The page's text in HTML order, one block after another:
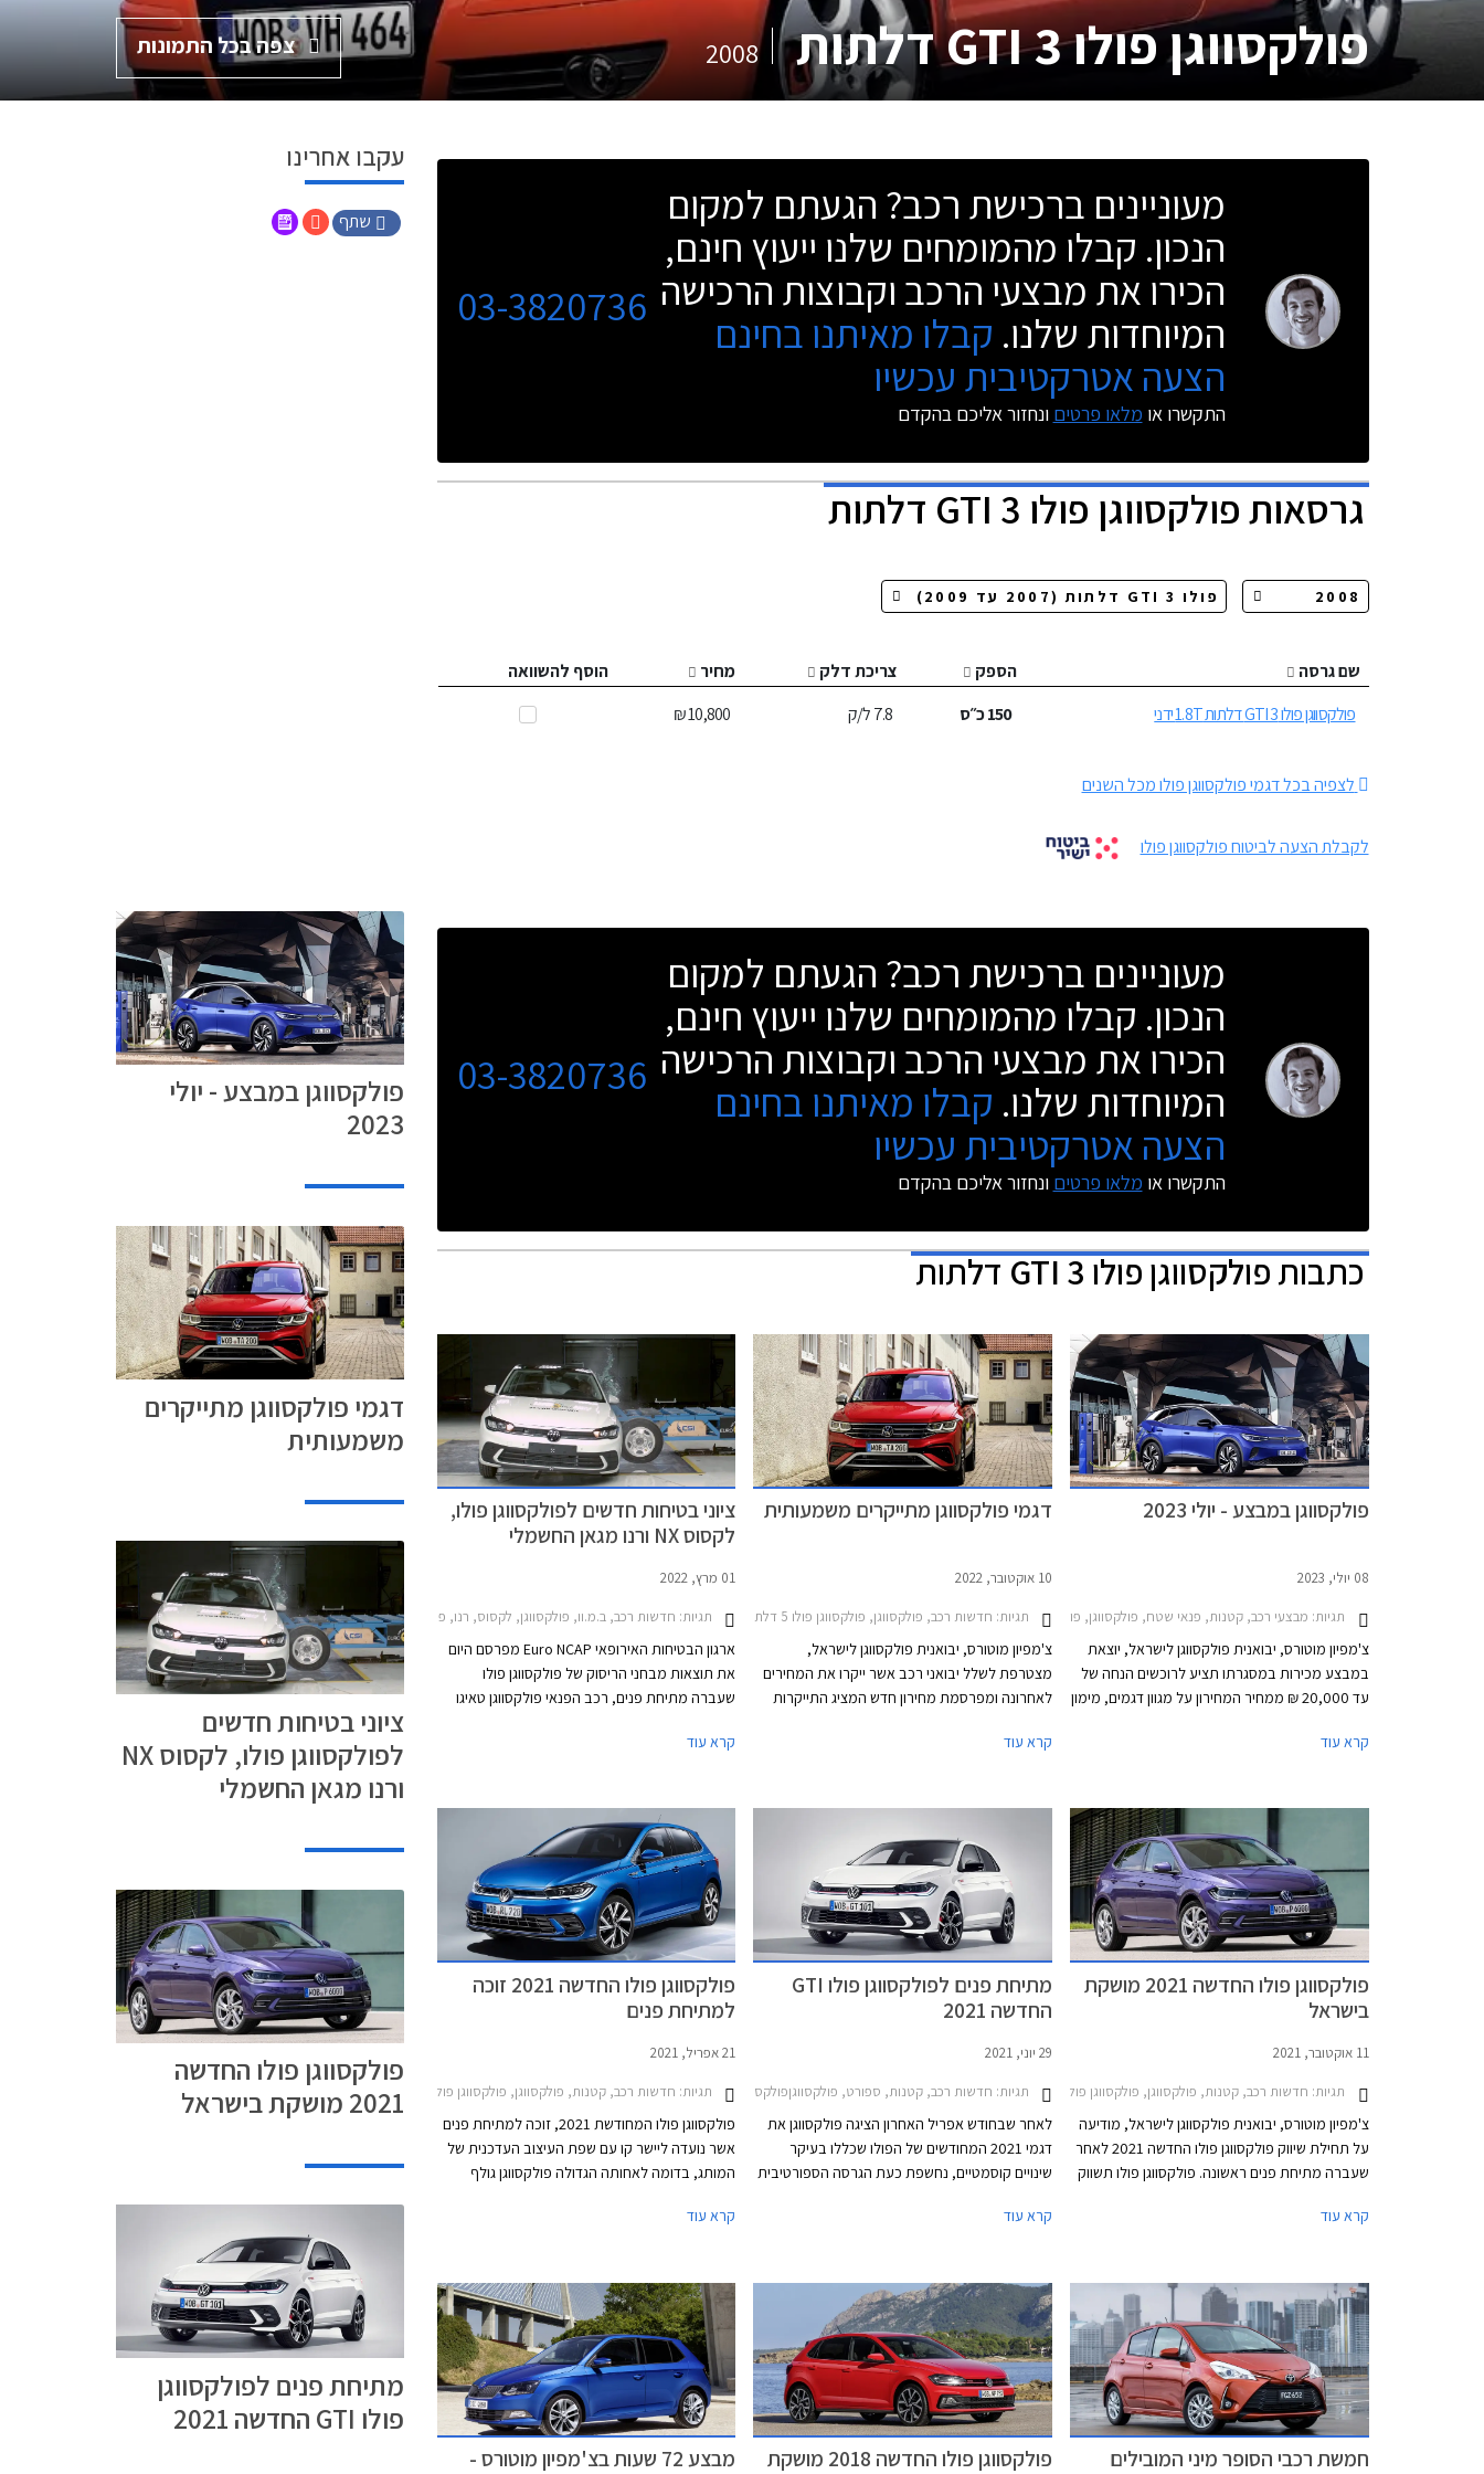
פולקסווגן פולו GTI 3 דלתות 2008 צפה בכל התמונות
מעוניינים ברכישת רכב? הגעתם למקום
הנכון. קבלו מהמומחים שלנו ייעוץ חינם,
הכירו את מבצעי הרכב וקבוצות הרכישה
המיוחדות שלנו. קבלו מאיתנו בחינם
הצעה אטרקטיבית עכשיו
התקשרו או מלאו פרטים ונחזור אליכם בהקדם
03-3820736
גרסאותפולקסווגן פולו GTI 3 דלתות
שם גרסה הספק צריכת דלק מחיר
הוסף להשוואה
פולקסווגן פולו GTI 3 דלתות 1.8T ידני
150כ״ס 7.8ל/ק 10,800 ₪
לצפיה בכל דגמי פולקסווגן פולו מכל השנים
לקבלת הצעה לביטוח פולקסווגן פולו
עקבו אחרינו
שתף
מעוניינים ברכישת רכב? הגעתם למקום
הנכון. קבלו מהמומחים שלנו ייעוץ חינם,
הכירו את מבצעי הרכב וקבוצות הרכישה
המיוחדות שלנו. קבלו מאיתנו בחינם
הצעה אטרקטיבית עכשיו
התקשרו או מלאו פרטים ונחזור אליכם בהקדם
03-3820736
כתבותפולקסווגן פולו GTI 3 דלתות
פולקסווגן במבצע - יולי 2023
08 יולי, 2023
תגיות: מבצעי רכב, קטנות, פנאי שטח, פולקסווגן, פולקסווגן פולו 5 דלתות 2021-2024, פולקסווגן ID.4 2022-2024, פולקסווגן טוארג 2018-2023, פולקסווגן טי קרוס 2020-2024, פולקסווגן טיגואן 2020-2024פולקסווגן טיגואן אולספייס 2021-2024
צ'מפיון מוטורס, יבואנית פולקסווגן לישראל, יוצאת
במבצע מכירות במסגרתו תציע לרוכשים הנחה של
עד 20,000 ₪ ממחיר המחירון על מגוון דגמים, מימון
בכל אולמות התצוגה של פולקסווגן ברחבי הארץ.
קרא עוד
דגמי פולקסווגן מתייקרים משמעותית
10 אוקטובר, 2022
תגיות: חדשות רכב, פולקסווגן, פולקסווגן פולו 5 דלתות 2021-2024, פולקסווגן גולף 2021-2024, פולקסווגן גולף GTI 2021-2024, פולקסווגן טוארג 2018-2023, פולקסווגן טי קרוס 2020-2024, פולקסווגן טיגואן 2020-2024, פולקסווגן טיגואן אולספייס 2021-2024מחירון רכב
צ'מפיון מוטורס, יבואנית פולקסווגן לישראל,
מצטרפת לשלל יבואני רכב אשר ייקרו את המחירים
לאחרונה ומפרסמת מחירון חדש המציג התייקרות
קרא עוד
ציוני בטיחות חדשים לפולקסווגן פולו,
לקסוס NX ורנו מגאן החשמלי
01 מרץ, 2022
תגיות: חדשות רכב, ב.מ.וו, פולקסווגן, לקסוס, רנו, פולקסווגן פולו 5 דלתות 2021-2024לקסוס NX 2022-2026
ארגון הבטיחות האירופאי Euro NCAP מפרסם היום
את תוצאות מבחני הריסוק של פולקסווגן פולו
שעברה מתיחת פנים, רכב הפנאי פולקסווגן טאיגו
קרא עוד
פולקסווגן פולו החדשה 2021 מושקת
בישראל
11 אוקטובר, 2021
תגיות: חדשות רכב, קטנות, פולקסווגן, פולקסווגן פולו 5 דלתות 2018-2021פולקסווגן פולו 5 דלתות 2021-2024
צ'מפיון מוטורס, יבואנית פולקסווגן לישראל, מודיעה
על תחילת שיווק פולקסווגן פולו החדשה 2021 לאחר
שעברה מתיחת פנים ראשונה. פולקסווגן פולו תשווק
ובשתי רמות אבזור.
קרא עוד
מתיחת פנים לפולקסווגן פולו GTI
החדשה 2021
29 יוני, 2021
תגיות: חדשות רכב, קטנות, ספורט, פולקסווגןפולקסווגן פולו GTI 5 דלתות 2018-2020
לאחר שבחודש אפריל האחרון הציגה פולקסווגן את
דגמי 2021 המחודשים של הפולו שכללו בעיקר
שינויים קוסמטיים, נחשפת כעת הגרסה הספורטיבית
ותוספת אבזור בטיחות, ללא שינויים ביחידת ההנעה.
קרא עוד
פולקסווגן פולו החדשה 2021 זוכה
למתיחת פנים
21 אפריל, 2021
תגיות: חדשות רכב, קטנות, פולקסווגן, פולקסווגן פולו 5 דלתות 2018-2021פולקסווגן פולו 5 דלתות 2021-2024
פולקסווגן פולו המחודשת 2021, זוכה למתיחת פנים
אשר נועדה ליישר קו עם שפת העיצוב העדכנית של
המותג, בדומה לאחותה הגדולה פולקסווגן גולף
קרא עוד
חמשת רכבי הסופר מיני המובילים
פולקסווגן פולו החדשה 2018 מושקת
מבצע 72 שעות בצ'מפיון מוטורס -
פולקסווגן במבצע - יולי
2023
דגמי פולקסווגן מתייקרים
משמעותית
ציוני בטיחות חדשים
לפולקסווגן פולו, לקסוס NX
ורנו מגאן החשמלי
פולקסווגן פולו החדשה
2021 מושקת בישראל
מתיחת פנים לפולקסווגן
פולו GTI החדשה 2021